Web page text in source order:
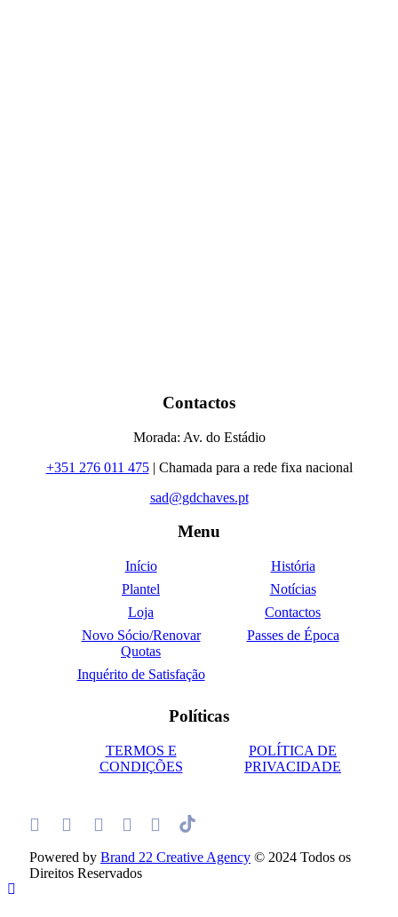
Contactos
Morada: Av. do Estádio
+351 276 011 475| Chamada para a rede fixa nacional
sad@gdchaves.pt
Menu
Início
História
Plantel
Notícias
Loja
Contactos
Novo Sócio/Renovar
Quotas
Passes de Época
Inquérito de Satisfação
Políticas
TERMOS E
CONDIÇÕES
POLÍTICA DE
PRIVACIDADE
Powered by Brand 22 Creative Agency © 2024 Todos os
Direitos Reservados